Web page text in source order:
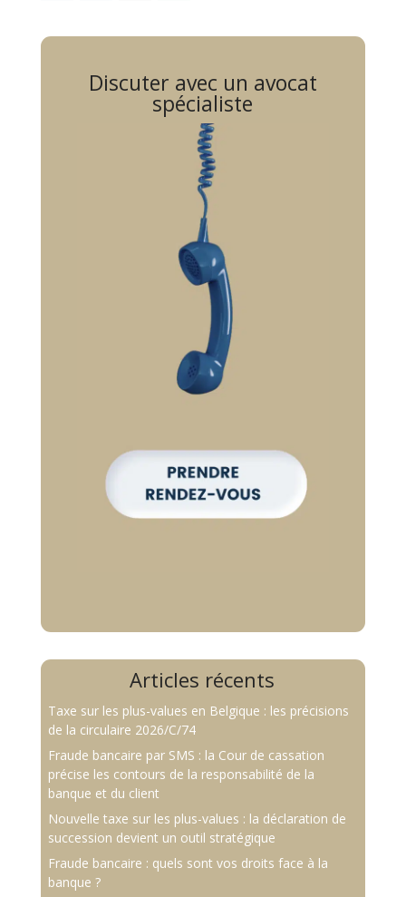
Discuter avec un avocat
spécialiste
Articles récents
Taxe sur les plus-values en Belgique : les précisions
de la circulaire 2026/C/74
Fraude bancaire par SMS : la Cour de cassation
précise les contours de la responsabilité de la
banque et du client
Nouvelle taxe sur les plus-values : la déclaration de
succession devient un outil stratégique
Fraude bancaire : quels sont vos droits face à la
banque ?